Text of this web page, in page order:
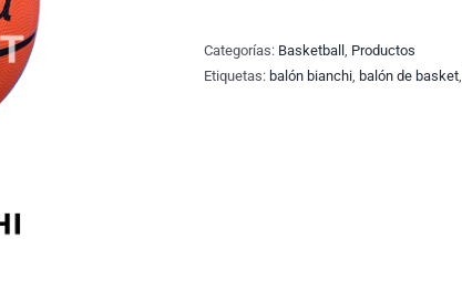
Categorías: Basketball , Productos
Etiquetas: balón bianchi, balón de basket,